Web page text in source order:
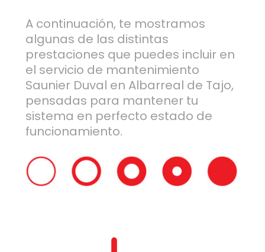
A continuación, te mostramos
algunas de las distintas
prestaciones que puedes incluir en
el servicio de mantenimiento
Saunier Duval en Albarreal de Tajo,
pensadas para mantener tu
sistema en perfecto estado de
funcionamiento.